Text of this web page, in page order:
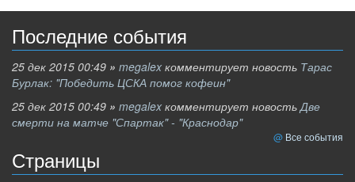
Последние события
25 дек 2015 00:49 » megalex комментирует новость Тарас
Бурлак: "Победить ЦСКА помог кофеин"
25 дек 2015 00:49 » megalex комментирует новостьДве
смерти на матче "Спартак" - "Краснодар"
Все события
Страницы